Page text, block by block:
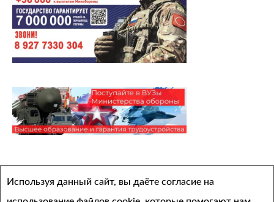
Архивы
Выберите месяц
Используя данный сайт, вы даёте согласие на